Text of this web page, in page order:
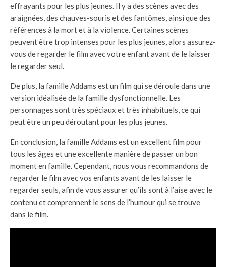
effrayants pour les plus jeunes. Il y a des scènes avec des
araignées, des chauves-souris et des fantômes, ainsi que des
références à la mort et à la violence. Certaines scènes
peuvent être trop intenses pour les plus jeunes, alors assurez-
vous de regarder le film avec votre enfant avant de le laisser
le regarder seul.
De plus, la famille Addams est un film qui se déroule dans une
version idéalisée de la famille dysfonctionnelle. Les
personnages sont très spéciaux et très inhabituels, ce qui
peut être un peu déroutant pour les plus jeunes.
En conclusion, la famille Addams est un excellent film pour
tous les âges et une excellente manière de passer un bon
moment en famille. Cependant, nous vous recommandons de
regarder le film avec vos enfants avant de les laisser le
regarder seuls, afin de vous assurer qu’ils sont à l’aise avec le
contenu et comprennent le sens de l’humour qui se trouve
dans le film.